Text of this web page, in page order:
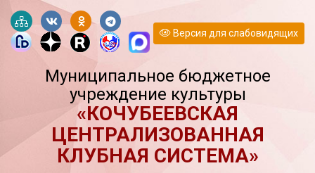
Версия для слабовидящих
Муниципальное бюджетное
учреждение культуры
«КОЧУБЕЕВСКАЯ
ЦЕНТРАЛИЗОВАННАЯ
КЛУБНАЯ СИСТЕМА»